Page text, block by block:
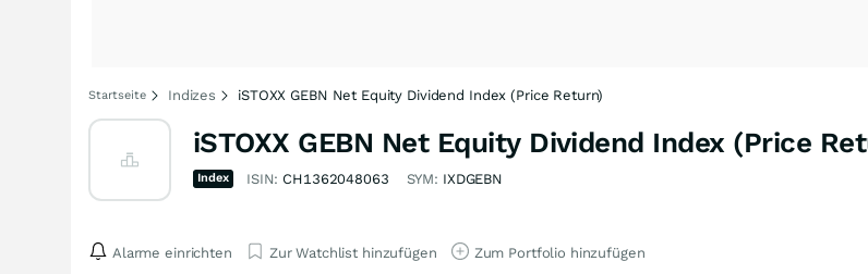
Startseite Indizes iSTOXX GEBN Net Equity Dividend Index (Price Return)
iSTOXX GEBN Net Equity Dividend Index (Price
Index ISIN: CH1362048063 SYM: IXDGEBN
Alarme einrichten Zur Watchlist hinzufügen Zum Portfolio hinzufügen